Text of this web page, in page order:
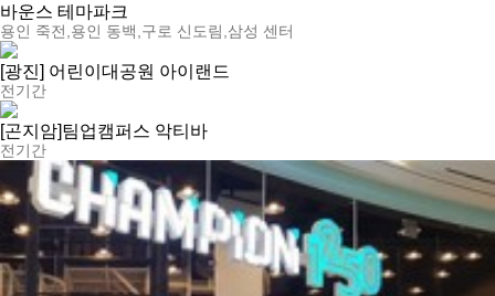
바운스 테마파크
용인 죽전,용인 동백,구로 신도림,삼성 센터
[광진] 어린이대공원 아이랜드
전기간
[곤지암]팀업캠퍼스 악티바
전기간